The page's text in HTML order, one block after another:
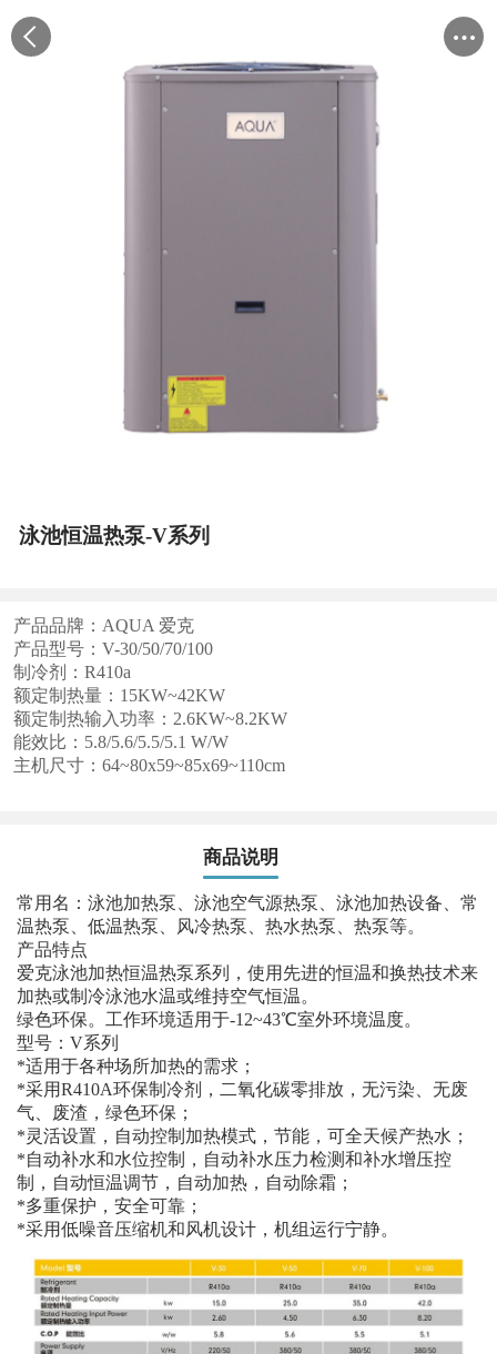
泳池恒温热泵-V系列
产品品牌：AQUA 爱克
产品型号：V-30/50/70/100
制冷剂：R410a
额定制热量：15KW~42KW
额定制热输入功率：2.6KW~8.2KW
能效比：5.8/5.6/5.5/5.1 W/W
主机尺寸：64~80x59~85x69~110cm
商品说明
常用名：泳池加热泵、泳池空气源热泵、泳池加热设备、常
温热泵、低温热泵、风冷热泵、热水热泵、热泵等。
产品特点
爱克泳池加热恒温热泵系列，使用先进的恒温和换热技术来
加热或制冷泳池水温或维持空气恒温。
绿色环保。工作环境适用于-12~43℃室外环境温度。
型号：V系列
*适用于各种场所加热的需求；
*采用R410A环保制冷剂，二氧化碳零排放，无污染、无废
气、废渣，绿色环保；
*灵活设置，自动控制加热模式，节能，可全天候产热水；
*自动补水和水位控制，自动补水压力检测和补水增压控
制，自动恒温调节，自动加热，自动除霜；
*多重保护，安全可靠；
*采用低噪音压缩机和风机设计，机组运行宁静。